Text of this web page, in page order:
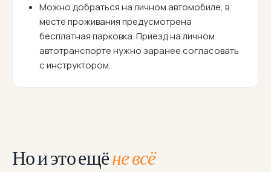
Можно добраться на личном автомобиле, в
месте проживания предусмотрена
бесплатная парковка. Приезд на личном
автотранспорте нужно заранее согласовать
с инструктором.
Но и это ещёне всё